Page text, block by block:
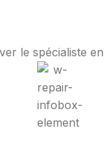
le spécialiste